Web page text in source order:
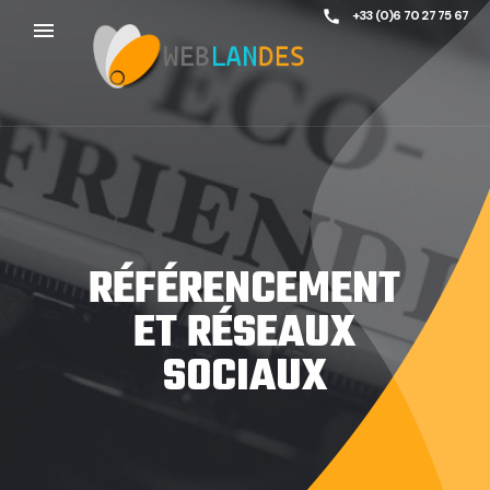
call +33 (0)6 70 27 75 67
menu
RÉFÉRENCEMENT
ET RÉSEAUX
SOCIAUX